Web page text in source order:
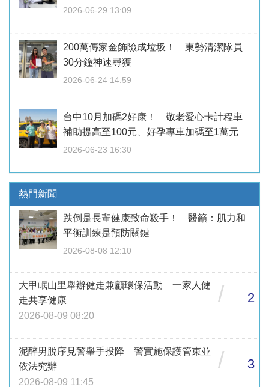
2026-06-29 13:09
200萬傳家金飾險成垃圾！ 東勢清潔隊員
30分鐘神速尋獲
2026-06-24 14:59
台中10月加碼2好康！ 敬老愛心卡計程車
補助提高至100元、好孕專車加碼至1萬元
2026-06-23 16:30
熱門新聞
跌倒是長輩健康致命殺手！ 醫籲：肌力和
平衡訓練是預防關鍵
2026-08-08 12:10
大甲岷山里舉辦健走兼顧環保活動 一家人健
走共享健康
2026-08-09 08:20
/ 2
泥醉男脫序見警舉手投降 警實施保護管束並
依法究辦
2026-08-09 11:45
/ 3